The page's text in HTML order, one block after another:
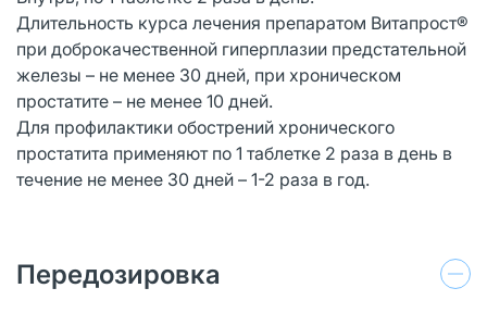
Длительность курса лечения препаратом Витапрост®
при доброкачественной гиперплазии предстательной
железы – не менее 30 дней, при хроническом
простатите – не менее 10 дней.
Для профилактики обострений хронического
простатита применяют по 1 таблетке 2 раза в день в
течение не менее 30 дней – 1-2 раза в год.
Передозировка